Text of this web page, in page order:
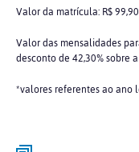
Valor da matrícula: R$ 99,90
Valor das mensalidades
desconto de 42,30% sobre
*valores referentes ao ano